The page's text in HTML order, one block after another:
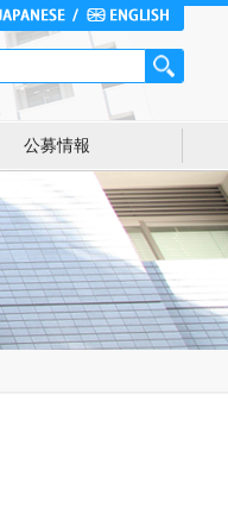
公募情報